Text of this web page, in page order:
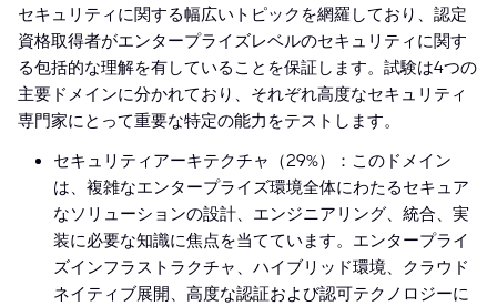
セキュリティに関する幅広いトピックを網羅しており、認定
資格取得者がエンタープライズレベルのセキュリティに関す
る包括的な理解を有していることを保証します。試験は4つの
主要ドメインに分かれており、それぞれ高度なセキュリティ
専門家にとって重要な特定の能力をテストします。
セキュリティアーキテクチャ（29%）：このドメイン
は、複雑なエンタープライズ環境全体にわたるセキュア
なソリューションの設計、エンジニアリング、統合、実
装に必要な知識に焦点を当てています。エンタープライ
ズインフラストラクチャ、ハイブリッド環境、クラウド
ネイティブ展開、高度な認証および認可テクノロジーに